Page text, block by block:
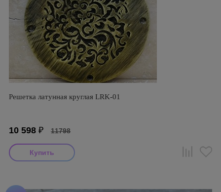
Решетка латунная круглая LRK-01
10 598 ₽ 11798